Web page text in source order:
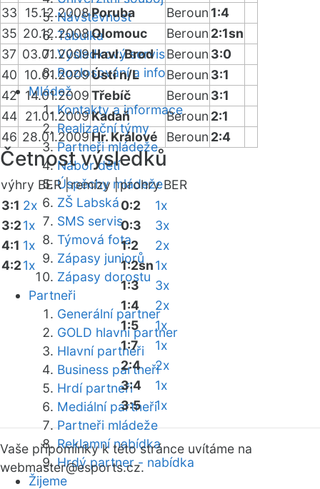
Návštěvnost
Tabulka
Výsledkový servis
Rozlosování a info
Mládež
Kontakty a informace
Realizační týmy
Partneři mládeže
Nábor dětí
Úspěchy mládeže
ZŠ Labská
SMS servis
Týmová fota
Zápasy juniorů
Zápasy dorostu
Partneři
Generální partner
GOLD hlavní partner
Hlavní partneři
Business partneři
Hrdí partneři
Mediální partneři
Partneři mládeže
Reklamní nabídka
Hrdý partner - nabídka
Žijeme
33
15.12.2008Poruba Beroun 1:4
35 20.12.2008Olomouc Beroun 2:1sn
37 03.01.2009Havl. Brod Beroun 3:0
40 10.01.2009Ústí n/L Beroun 3:1
42 14.01.2009Třebíč Beroun 3:1
44 21.01.2009Kadaň Beroun 2:1
46 28.01.2009Hr. Králové Beroun 2:4
Četnost výsledků
výhry BER |remízy |prohry BER
3:1 2x
3:21x
4:1 1x
4:21x
0:2
1x
0:3
3x
1:2
2x
1:2sn1x
1:3
3x
1:4
2x
1:5
1x
1:7
1x
2:4
2x
3:4
1x
3:5
1x
Vaše připomínky k této stránce uvítáme na
webmaster@esports.cz.